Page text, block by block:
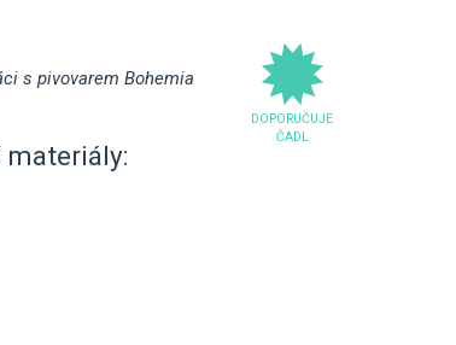
DOPORUČUJE
ČADL
s pivovarem Bohemia
materiály: